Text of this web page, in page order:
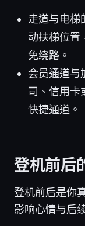
走道与电梯
动扶梯位置
免绕路。
会员通道与
司、信用卡
快捷通道。
登机前后
登机前后是你
影响心情与后